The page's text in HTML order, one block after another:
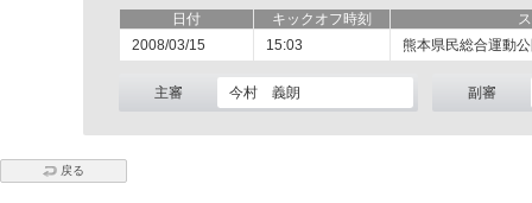
日付 キックオフ時刻
2008/03/15
15:03 熊本県民総合運動
主審 今村 義朗 副審
戻る